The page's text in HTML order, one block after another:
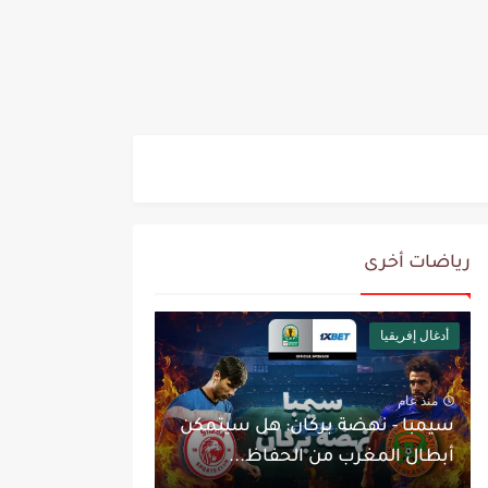
رياضات أخرى
أدغال إفريقيا
منذ عام
سيمبا - نهضة بركان: هل سيتمكن
أبطال المغرب من الحفاظ...